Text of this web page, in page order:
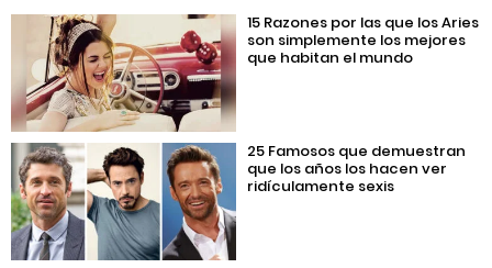
15 Razones por las que los Aries
son simplemente los mejores
que habitan el mundo
25 Famosos que demuestran
que los años los hacen ver
ridículamente sexis